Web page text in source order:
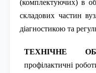
(комплектуючих) в
складових частин
діагностикою та
ТЕХНІЧНЕ
профілактичні